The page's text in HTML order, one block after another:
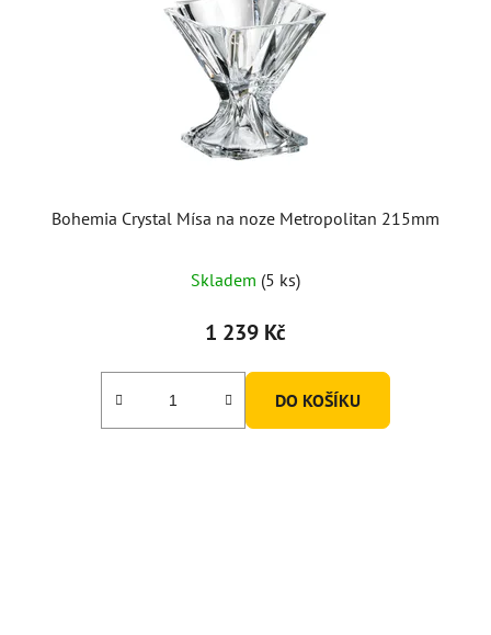
Bohemia Crystal Mísa na noze Metropolitan 215mm
Skladem (5 ks)
1 239 Kč
DO KOŠÍKU